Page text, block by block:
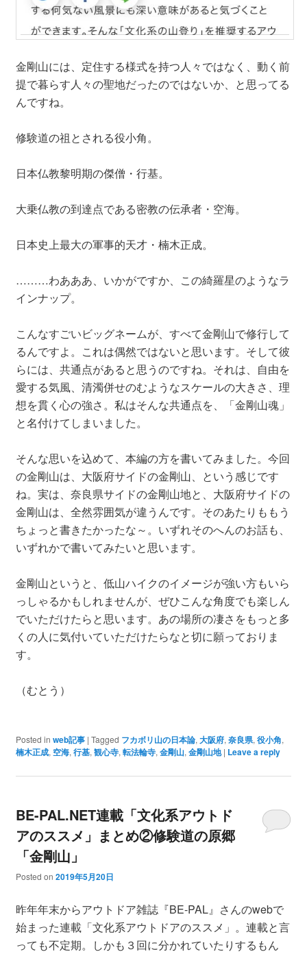
金剛山には、定住する様式を持つ人々ではなく、動く前
提で暮らす人々の聖地だったのではないか、と思ってる
んですね。
修験道の祖とされる役小角。
日本仏教黎明期の傑僧・行基。
大乗仏教の到達点である密教の伝承者・空海。
日本史上最大の軍事的天才・楠木正成。
………わあああ、いかがですか、この綺羅星のようなラ
インナップ。
こんなすごいビッグネームが、すべて金剛山で修行して
るんですよ。これは偶然ではないと思います。そして彼
らには、共通点があると思うのですね。それは、自由を
愛する気風、清濁併せのむようなスケールの大きさ、理
想を貫く心の強さ。私はそんな共通点を、「金剛山魂」
と名付けてしまいました。
そんな思いを込めて、本編の方を書いてみました。今回
の金剛山は、大阪府サイドの金剛山、という感じです
ね。実は、奈良県サイドの金剛山地と、大阪府サイドの
金剛山は、全然雰囲気が違うんです。そのあたりももう
ちょっと書きたかったな～。いずれそのへんのお話も、
いずれかで書いてみたいと思います。
金剛山というと、低山ハイクのイメージが強い方もいら
っしゃるかもしれませんが、ぜひこんな角度でも楽しん
でいただけたらと思います。あの場所の凄さをもっと多
くの人に気付いていただけたらなと切に願っておりま
す。
（むとう）
Posted in web記事 | Tagged フカボリ山の日本論,大阪府,奈良県,役小角,
楠木正成, 空海,行基,観心寺,転法輪寺,金剛山,金剛山地 | Leave a reply
BE-PAL.NET連載「文化系アウトド
アのススメ」まとめ②修験道の原郷
「金剛山」
Posted on 2019年5月20日
昨年年末からアウトドア雑誌『BE-PAL』さんのwebで
始まった連載「文化系アウトドアのススメ」。連載と言
っても不定期。しかも３回に分かれていたりするもん